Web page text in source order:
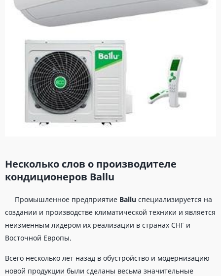
Несколько слов о производителе
кондиционеров Ballu
Промышленное предприятие Ballu специализируется на
создании и производстве климатической техники и является
неизменным лидером их реализации в странах СНГ и
Восточной Европы.
Всего несколько лет назад в обустройство и модернизацию
новой продукции были сделаны весьма значительные